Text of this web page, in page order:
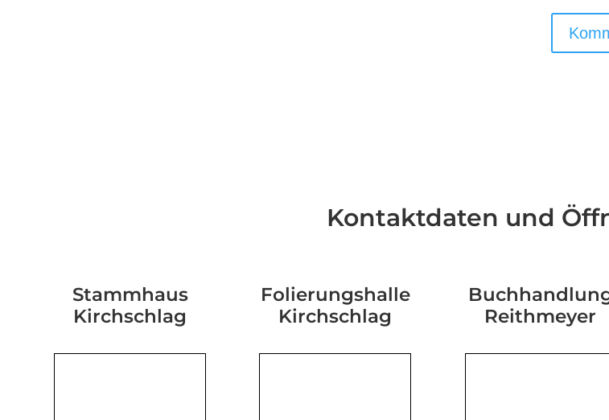
Kontaktdaten und
Stammhaus
Kirchschlag
Folierungshalle
Kirchschlag
Reithmeyer